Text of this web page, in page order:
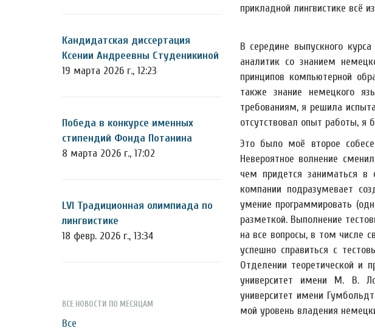
Кандидатская диссертация
Ксении Андреевны Студеникиной
19 марта 2026 г., 12:23
Победа в конкурсе именных
стипендий Фонда Потанина
8 марта 2026 г., 17:02
LVI Традиционная олимпиада по
лингвистике
18 февр. 2026 г., 13:34
ВСЕ НОВОСТИ ПО МЕСЯЦАМ
Все
прикладной лингвистике всё
В середине выпускного
аналитик со знанием
принципов компьютерной
также знание немецкого
требованиям, я решила
отсутствовал опыт работы, я
Это было моё второе
Невероятное волнение
чем придется заниматься в
компании подразумевает
умение программировать
разметкой. Выполнение
на все вопросы, в том числе
успешно справиться с
Отделении теоретической и
университет имени М. В.
университет имени
мой уровень владения